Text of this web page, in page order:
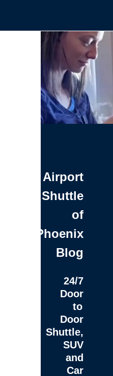
Airport
Shuttle
of
Phoenix
Blog
24/7
Door
to
Door
Shuttle,
SUV
and
Car